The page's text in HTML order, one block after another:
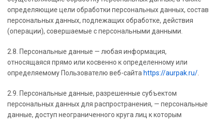
определяющие цели обработки персональных данных, состав
персональных данных, подлежащих обработке, действия
(операции), совершаемые с персональными данными.
2.8. Персональные данные — любая информация,
относящаяся прямо или косвенно к определенному или
определяемому Пользователю веб-сайта https://aurpak.ru/
2.9. Персональные данные, разрешенные субъектом
персональных данных для распространения, — персональные
данные, доступ неограниченного круга лиц к которым